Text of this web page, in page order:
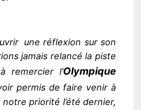
une réflexion sur son
jamais relancé la piste
remercier l’Olympique
permis de faire venir à
priorité l’été dernier,